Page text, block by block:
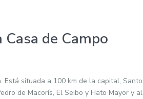
de Campo
Está situada a 100 km de la capital, Santo
de Macorís, El Seibo y Hato Mayor y al